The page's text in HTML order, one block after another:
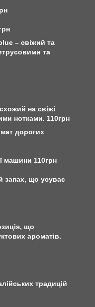
– свіжий та
та
на свіжі
нотками. 110грн
дорогих
машини 110грн
запах, що усуває
що
ароматів.
традицій